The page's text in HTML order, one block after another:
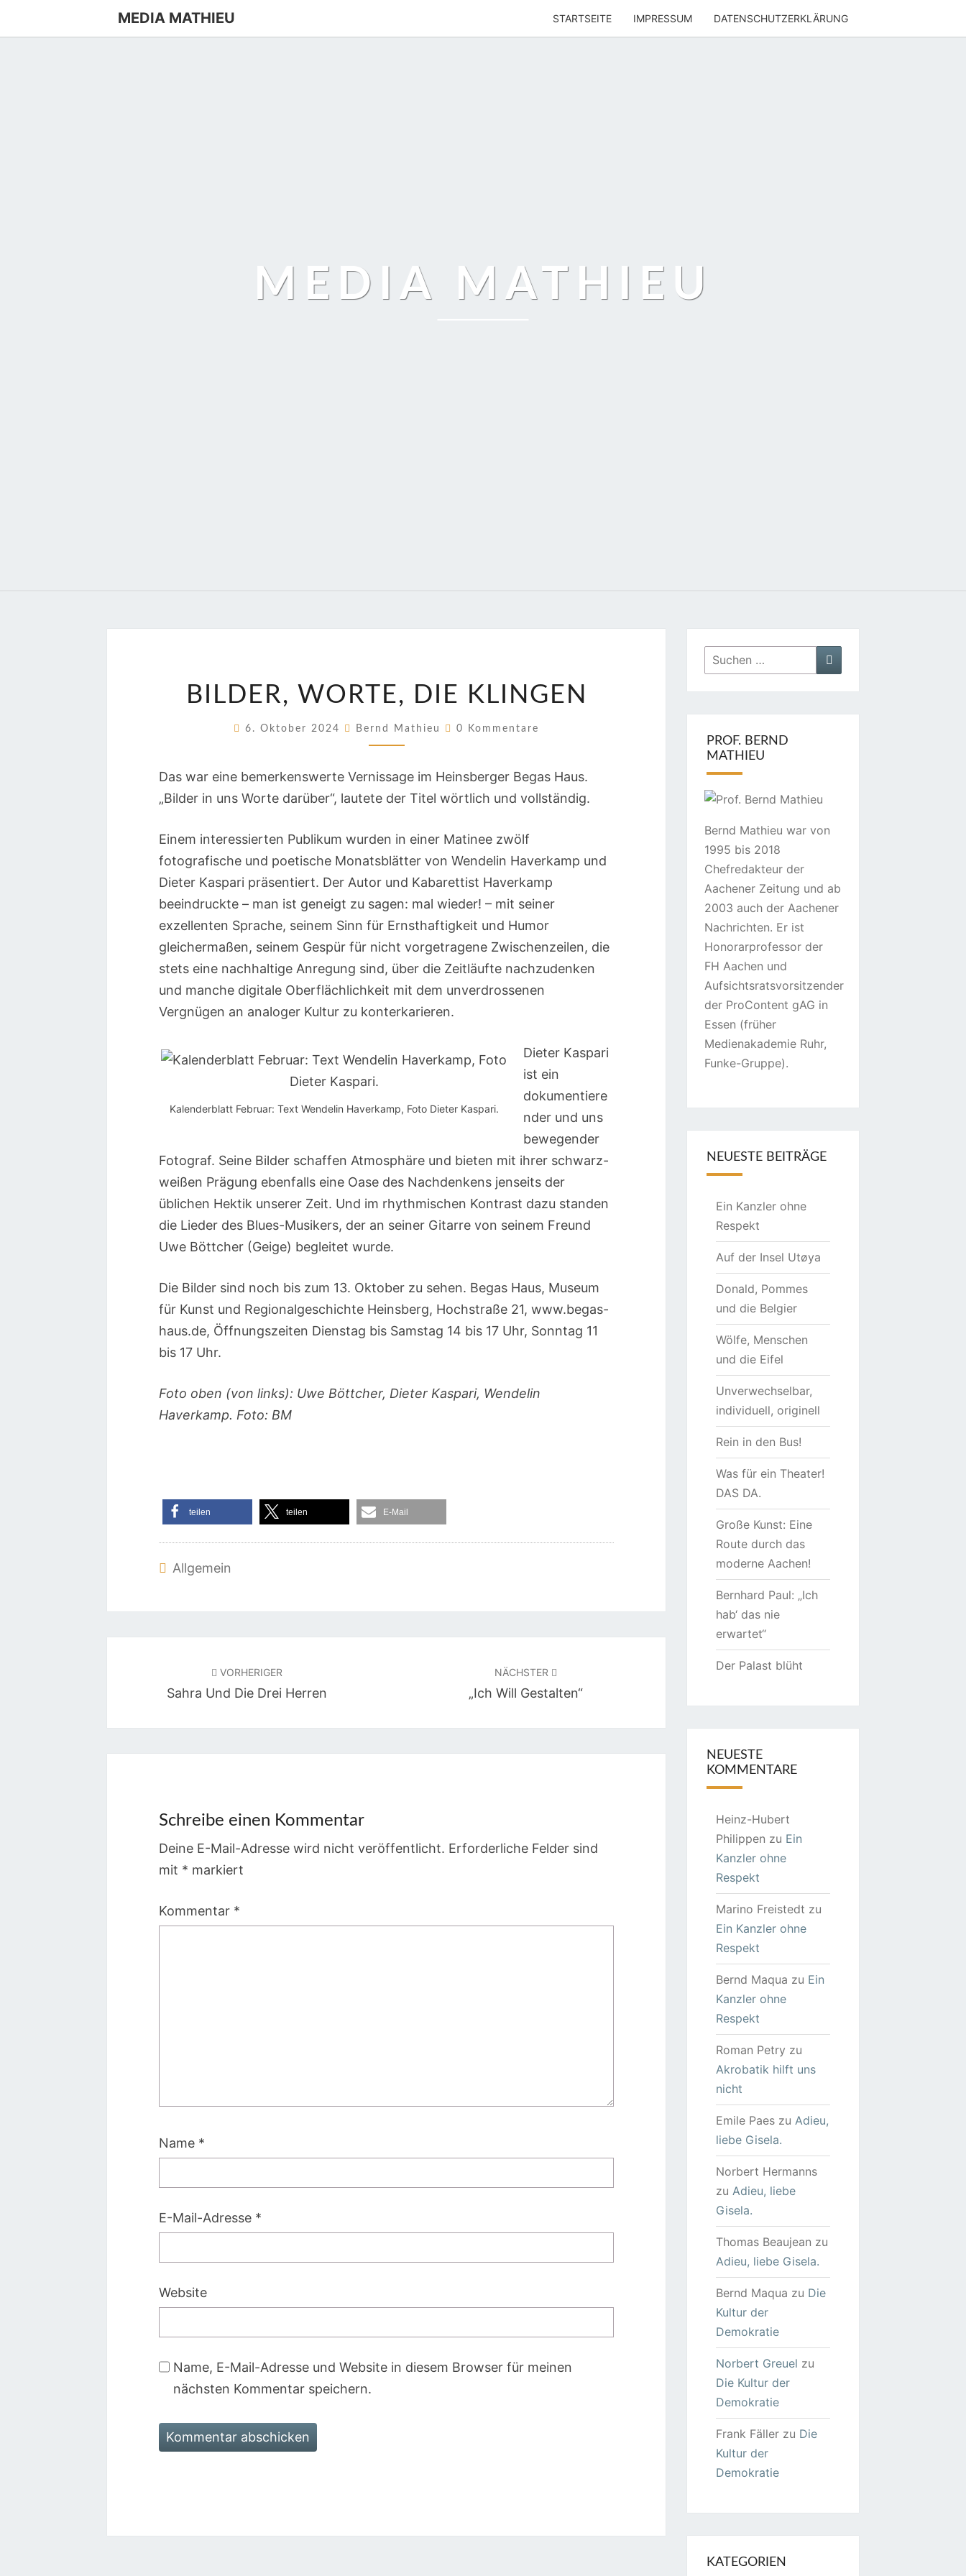
MEDIA MATHIEU STARTSEITE IMPRESSUM DATENSCHUTZERKLÄRUNG
MEDIA MATHIEU
WORTE,
BILDER, WORTE, DIE KLINGEN
6. Oktober 2024 Bernd Mathieu Kommentare
0 Kommentare
Das war eine bemerkenswerte Vernissage im Heinsberger Begas Haus.
„Bilder in uns Worte darüber“, lautete der Titel wörtlich und vollständig.
Einem interessierten Publikum wurden in einer Matinee zwölf
fotografische und poetische Monatsblätter von Wendelin Haverkamp und
Dieter Kaspari präsentiert. Der Autor und Kabarettist Haverkamp
beeindruckte – man ist geneigt zu sagen: mal wieder! – mit seiner
exzellenten Sprache, seinem Sinn für Ernsthaftigkeit und Humor
gleichermaßen, seinem Gespür für nicht vorgetragene Zwischenzeilen, die
stets eine nachhaltige Anregung sind, über die Zeitläufte nachzudenken
und manche digitale Oberflächlichkeit mit dem unverdrossenen
Vergnügen an analoger Kultur zu konterkarieren.
Kalenderblatt Februar: Text Wendelin Haverkamp, Foto Dieter Kaspari.
Dieter Kaspari
ist ein
dokumentiere
nder und uns
bewegender
Fotograf. Seine Bilder schaffen Atmosphäre und bieten mit ihrer schwarz-
weißen Prägung ebenfalls eine Oase des Nachdenkens jenseits der
üblichen Hektik unserer Zeit. Und im rhythmischen Kontrast dazu standen
die Lieder des Blues-Musikers, der an seiner Gitarre von seinem Freund
Uwe Böttcher (Geige) begleitet wurde.
Die Bilder sind noch bis zum 13. Oktober zu sehen. Begas Haus, Museum
für Kunst und Regionalgeschichte Heinsberg, Hochstraße 21, www.begas-
haus.de, Öffnungszeiten Dienstag bis Samstag 14 bis 17 Uhr, Sonntag 11
bis 17 Uhr.
Foto oben (von links): Uwe Böttcher, Dieter Kaspari, Wendelin
Haverkamp. Foto: BM
teilen teilen E-Mail
Allgemein
VORHERIGER
Sahra Und Die Drei Herren
NÄCHSTER
„Ich Will Gestalten“
Schreibe einen Kommentar
Deine E-Mail-Adresse wird nicht veröffentlicht. Erforderliche Felder sind
mit * markiert
Kommentar *
Name *
E-Mail-Adresse *
Website
Name, E-Mail-Adresse und Website in diesem Browser für meinen
nächsten Kommentar speichern.
Suchen
nach:
PROF. BERND
MATHIEU
Bernd Mathieu war von
1995 bis 2018
Chefredakteur der
Aachener Zeitung und ab
2003 auch der Aachener
Nachrichten. Er ist
Honorarprofessor der
FH Aachen und
Aufsichtsratsvorsitzender
der ProContent gAG in
Essen (früher
Medienakademie Ruhr,
Funke-Gruppe).
NEUESTE BEITRÄGE
Ein Kanzler ohne
Respekt
Auf der Insel Utøya
Donald, Pommes
und die Belgier
Wölfe, Menschen
und die Eifel
Unverwechselbar,
individuell, originell
Rein in den Bus!
Was für ein Theater!
DAS DA.
Große Kunst: Eine
Route durch das
moderne Aachen!
Bernhard Paul: „Ich
hab‘ das nie
erwartet“
Der Palast blüht
NEUESTE
KOMMENTARE
Heinz-Hubert
Philippen zu Ein
Kanzler ohne
Respekt
Marino Freistedt zu
Ein Kanzler ohne
Respekt
Bernd Maqua zu Ein
Kanzler ohne
Respekt
Roman Petry zu
Akrobatik hilft uns
nicht
Emile Paeszu Adieu,
liebe Gisela.
Norbert Hermanns
zu Adieu, liebe
Gisela.
Thomas Beaujean zu
Adieu, liebe Gisela.
Bernd Maqua zu Die
Kultur der
Demokratie
Norbert Greuel zu
Die Kultur der
Demokratie
Frank Fällerzu Die
Kultur der
Demokratie
KATEGORIEN